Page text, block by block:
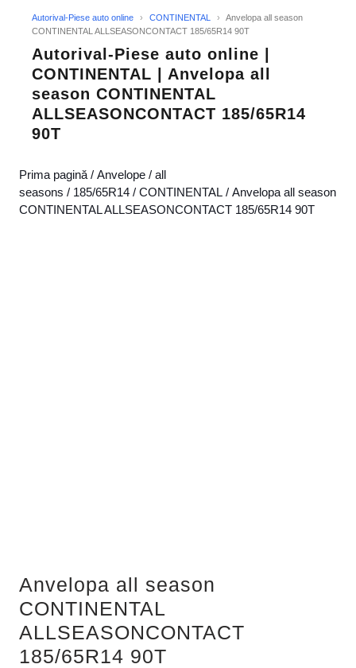
Autorival-Piese auto online › CONTINENTAL ›
Anvelopa all season
CONTINENTAL ALLSEASONCONTACT 185/65R14 90T
Autorival-Piese auto online |
CONTINENTAL | Anvelopa all
season CONTINENTAL
ALLSEASONCONTACT 185/65R14
90T
Prima pagină / Anvelope / all
seasons / 185/65R14 / CONTINENTAL / Anvelopa all season
CONTINENTAL ALLSEASONCONTACT 185/65R14 90T
Anvelopa all season
CONTINENTAL
ALLSEASONCONTACT
185/65R14 90T